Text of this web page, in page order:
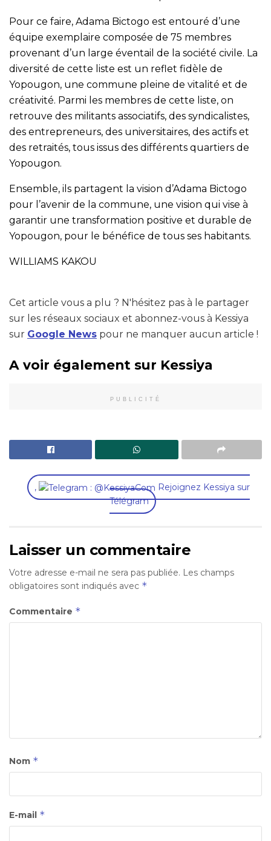
Pour ce faire, Adama Bictogo est entouré d’une
équipe exemplaire composée de 75 membres
provenant d’un large éventail de la société civile. La
diversité de cette liste est un reflet fidèle de
Yopougon, une commune pleine de vitalité et de
créativité. Parmi les membres de cette liste, on
retrouve des militants associatifs, des syndicalistes,
des entrepreneurs, des universitaires, des actifs et
des retraités, tous issus des différents quartiers de
Yopougon.
Ensemble, ils partagent la vision d’Adama Bictogo
pour l’avenir de la commune, une vision qui vise à
garantir une transformation positive et durable de
Yopougon, pour le bénéfice de tous ses habitants.
WILLIAMS KAKOU
Cet article vous a plu ? N'hésitez pas à le partager
sur les réseaux sociaux et abonnez-vous à Kessiya
sur Google News pour ne manquer aucun article !
A voir également sur Kessiya
PUBLICITÉ
,
Rejoignez Kessiya sur
Télégram
Laisser un commentaire
Votre adresse e-mail ne sera pas publiée. Les champs
obligatoires sont indiqués avec *
Commentaire *
Nom *
E-mail *